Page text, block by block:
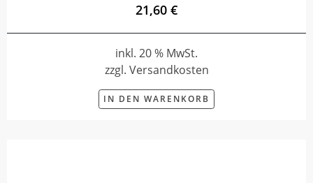
21,60 €
inkl. 20 % MwSt.
zzgl. Versandkosten
IN DEN WARENKORB